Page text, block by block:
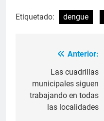
Etiquetado: dengue
Anterior:
Las cuadrillas
municipales siguen
trabajando en todas
las localidades